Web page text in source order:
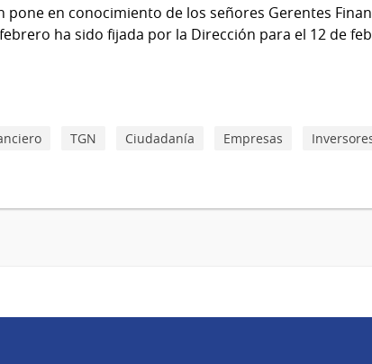
pone en conocimiento de los señores Gerentes
ha sido fijada por la Dirección para el 12 de
TGN Ciudadanía Empresas